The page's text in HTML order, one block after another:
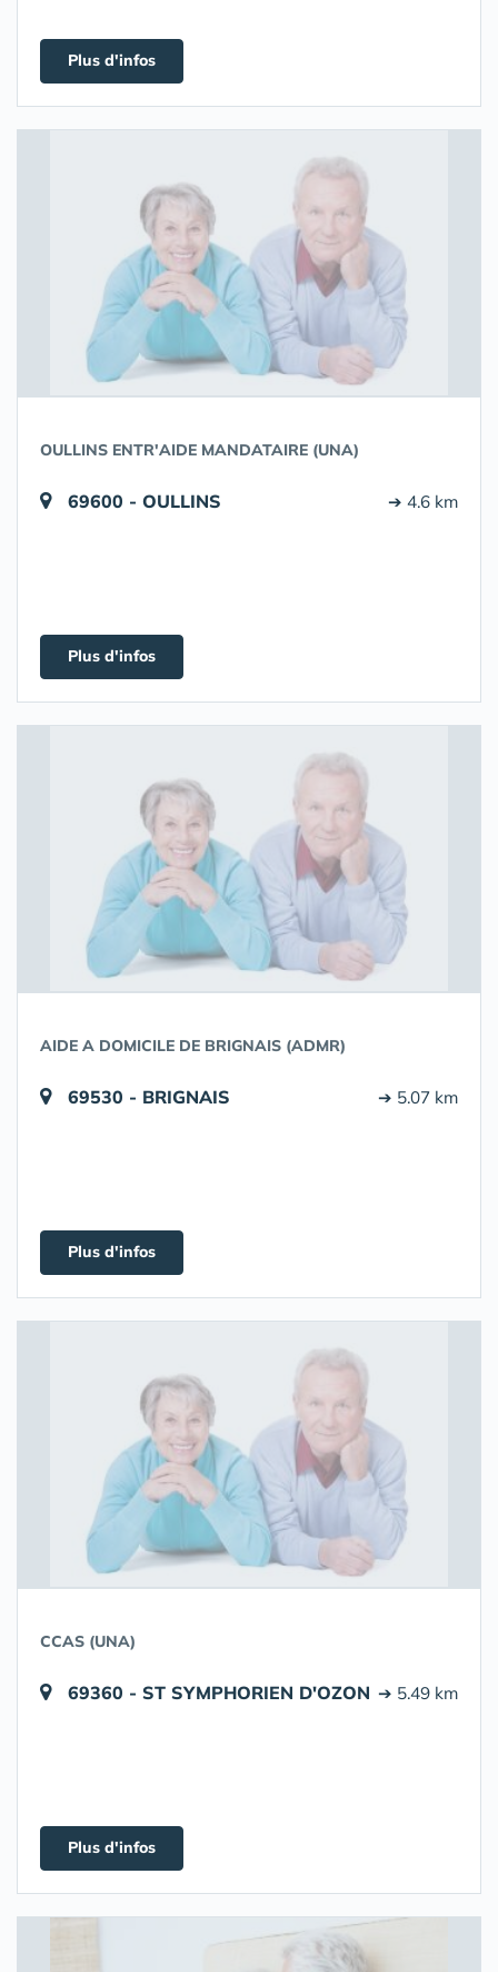
Plus d'infos
OULLINS ENTR'AIDE MANDATAIRE (UNA)
69600 - OULLINS ➔ 4.6 km
Plus d'infos
AIDE A DOMICILE DE BRIGNAIS (ADMR)
69530 - BRIGNAIS ➔ 5.07 km
Plus d'infos
CCAS (UNA)
69360 - ST SYMPHORIEN D'OZON ➔ 5.49 km
Plus d'infos